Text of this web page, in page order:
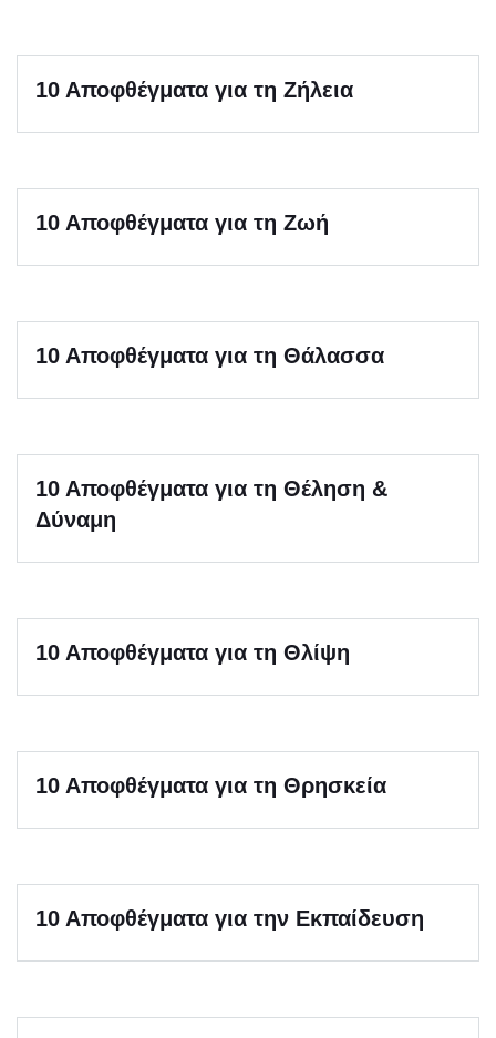
10 Αποφθέγματα για τη Ζήλεια
10 Αποφθέγματα για τη Ζωή
10 Αποφθέγματα για τη Θάλασσα
10 Αποφθέγματα για τη Θέληση &
Δύναμη
10 Αποφθέγματα για τη Θλίψη
10 Αποφθέγματα για τη Θρησκεία
10 Αποφθέγματα για την Eκπαίδευση